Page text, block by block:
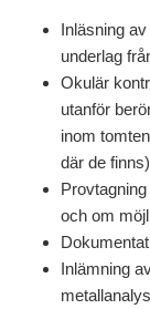
Inläsning
underlag
Okulär
utanför
inom
där de
och om
Inlämning